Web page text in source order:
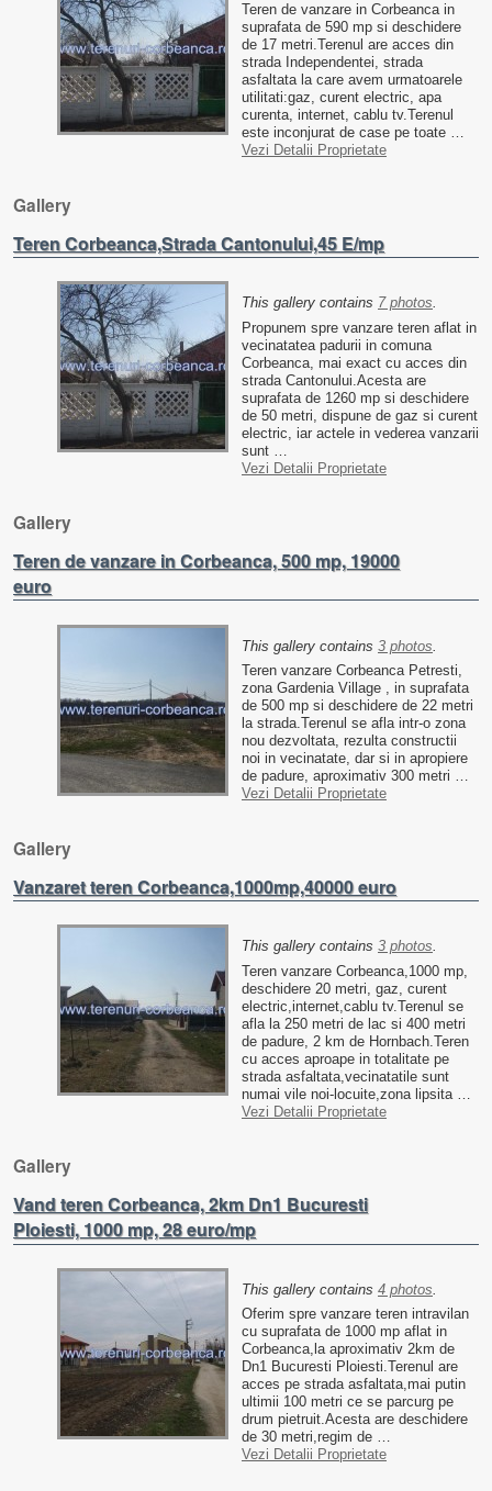
Teren de vanzare in Corbeanca in
suprafata de 590 mp si deschidere
de 17 metri.Terenul are acces din
strada Independentei, strada
asfaltata la care avem urmatoarele
utilitati:gaz, curent electric, apa
curenta, internet, cablu tv.Terenul
este inconjurat de case pe toate …
Vezi Detalii Proprietate
Gallery
Teren Corbeanca,Strada Cantonului,45 E/mp
This gallery contains 7 photos.
Propunem spre vanzare teren aflat in
vecinatatea padurii in comuna
Corbeanca, mai exact cu acces din
strada Cantonului.Acesta are
suprafata de 1260 mp si deschidere
de 50 metri, dispune de gaz si curent
electric, iar actele in vederea vanzarii
sunt …
Vezi Detalii Proprietate
Gallery
Teren de vanzare in Corbeanca, 500 mp, 19000
euro
This gallery contains 3 photos
Teren vanzare Corbeanca Petresti,
zona Gardenia Village , in suprafata
de 500 mp si deschidere de 22 metri
la strada.Terenul se afla intr-o zona
nou dezvoltata, rezulta constructii
noi in vecinatate, dar si in apropiere
de padure, aproximativ 300 metri …
Vezi Detalii Proprietate
Gallery
Vanzaret teren Corbeanca,1000mp,40000 euro
This gallery contains 3 photos.
Teren vanzare Corbeanca,1000 mp,
deschidere 20 metri, gaz, curent
electric,internet,cablu tv.Terenul se
afla la 250 metri de lac si 400 metri
de padure, 2 km de Hornbach.Teren
cu acces aproape in totalitate pe
strada asfaltata,vecinatatile sunt
numai vile noi-locuite,zona lipsita …
Vezi Detalii Proprietate
Gallery
Vand teren Corbeanca, 2km Dn1 Bucuresti
Ploiesti, 1000 mp, 28 euro/mp
This gallery contains 4 photos
Oferim spre vanzare teren intravilan
cu suprafata de 1000 mp aflat in
Corbeanca,la aproximativ 2km de
Dn1 Bucuresti Ploiesti.Terenul are
acces pe strada asfaltata,mai putin
ultimii 100 metri ce se parcurg pe
drum pietruit.Acesta are deschidere
de 30 metri,regim de …
Vezi Detalii Proprietate